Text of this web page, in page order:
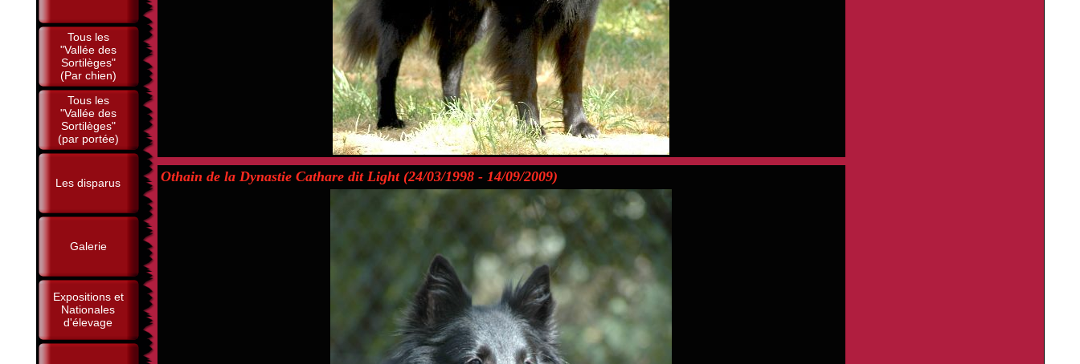
Tous les
"Vallée des
Sortilèges"
(Par chien)
Tous les
"Vallée des
Sortilèges"
(par portée)
Les disparus
Galerie
Expositions et
Nationales
d'élevage
Othain de la Dynastie Cathare dit Light (24/03/1998 - 14/09/2009)